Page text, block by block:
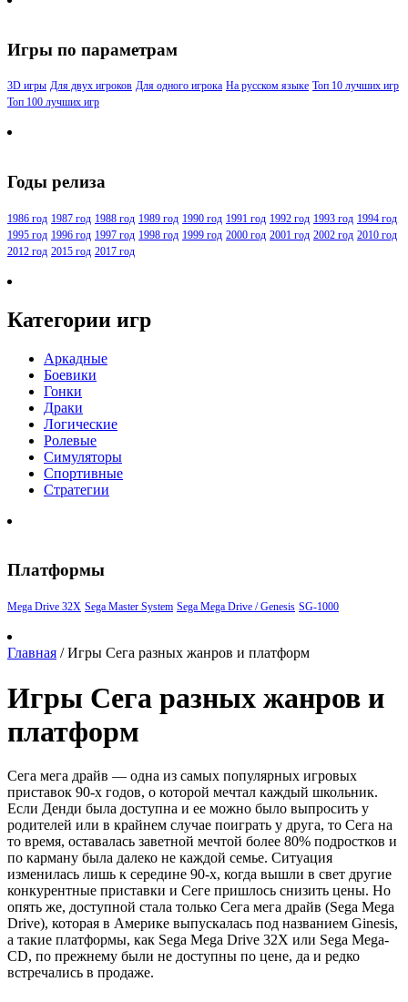
Игры по параметрам
3D игры Для двух игроков Для одного игрока На русском языке Топ 10 лучших игр
Топ 100 лучших игр
Годы релиза
1986 год 1987 год 1988 год 1989 год 1990 год 1991 год 1992 год 1993 год 1994 год
1995 год 1996 год 1997 год 1998 год 1999 год 2000 год 2001 год 2002 год 2010 год
2012 год 2015 год 2017 год
Категории игр
Аркадные
Боевики
Гонки
Драки
Логические
Ролевые
Симуляторы
Спортивные
Стратегии
Платформы
Mega Drive 32X Sega Master System Sega Mega Drive / Genesis SG-1000
Главная /Игры Сега разных жанров и платформ
Игры Сега разных жанров и
платформ
Сега мега драйв — одна из самых популярных игровых
приставок 90-х годов, о которой мечтал каждый школьник.
Если Денди была доступна и ее можно было выпросить у
родителей или в крайнем случае поиграть у друга, то Сега на
то время, оставалась заветной мечтой более 80% подростков и
по карману была далеко не каждой семье. Ситуация
изменилась лишь к середине 90-х, когда вышли в свет другие
конкурентные приставки и Сеге пришлось снизить цены. Но
опять же, доступной стала только Сега мега драйв (Sega Mega
Drive), которая в Америке выпускалась под названием Ginesis,
а такие платформы, как Sega Mega Drive 32X или Sega Mega-
CD, по прежнему были не доступны по цене, да и редко
встречались в продаже.